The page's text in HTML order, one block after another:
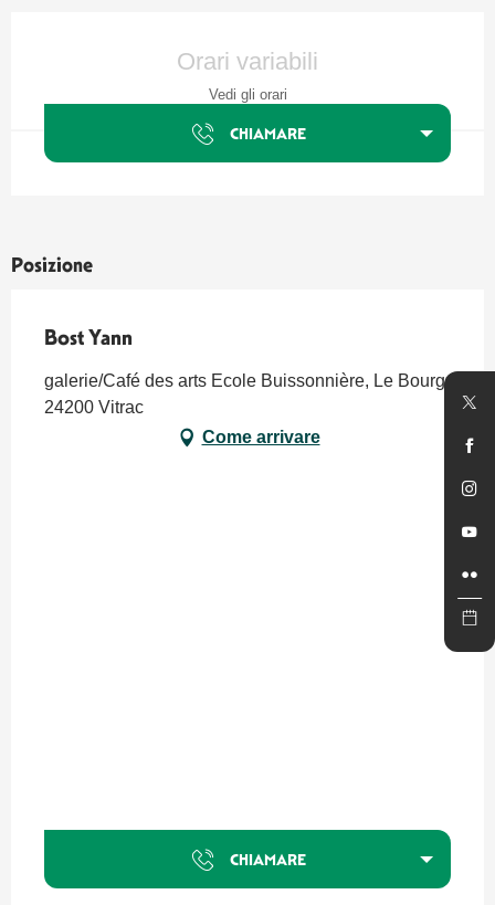
Orari variabili
Vedi gli orari
CHIAMARE
Posizione
Bost Yann
galerie/Café des arts Ecole Buissonnière, Le Bourg,
24200 Vitrac
Come arrivare
CHIAMARE